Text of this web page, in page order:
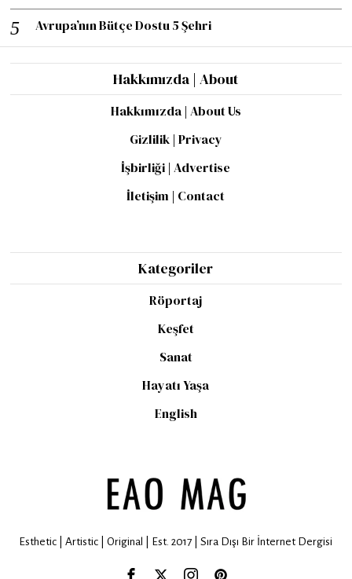
Avrupa’nın Bütçe Dostu 5 Şehri
Hakkımızda | About
Hakkımızda | About Us
Gizlilik | Privacy
İşbirliği | Advertise
İletişim | Contact
Kategoriler
Röportaj
Keşfet
Sanat
Hayatı Yaşa
English
Esthetic | Artistic | Original | Est. 2017 | Sıra Dışı Bir İnternet Dergisi